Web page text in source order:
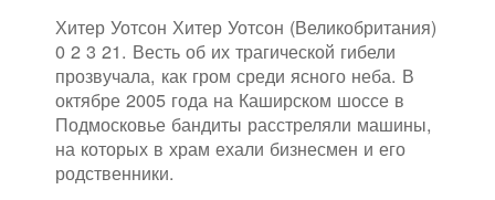
Хитер Уотсон Хитер Уотсон (Великобритания)
0 2 3 21. Весть об их трагической гибели
прозвучала, как гром среди ясного неба. В
октябре 2005 года на Каширском шоссе в
Подмосковье бандиты расстреляли машины,
на которых в храм ехали бизнесмен и его
родственники.